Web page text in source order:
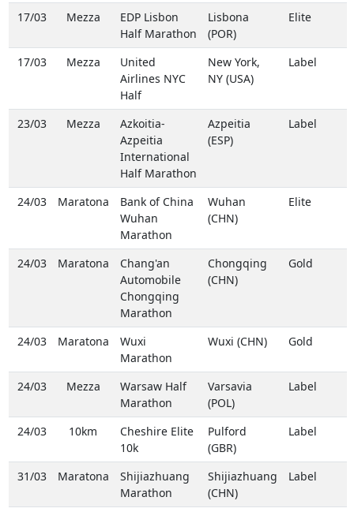
17/03 Mezza
EDP Lisbon
Half Marathon
Lisbona
(POR)
Elite
17/03 Mezza
United
Airlines NYC
Half
New York,
NY (USA)
Label
23/03 Mezza
Azkoitia-
Azpeitia
International
Half Marathon
Azpeitia
(ESP)
Label
24/03 Maratona
Bank of China
Wuhan
Marathon
Wuhan
(CHN)
Elite
24/03 Maratona
Chang'an
Automobile
Chongqing
Marathon
Chongqing
(CHN)
Gold
24/03 Maratona
Wuxi
Marathon
Wuxi (CHN) Gold
24/03 Mezza
Warsaw Half
Marathon
Varsavia
(POL)
Label
24/03 10km
Cheshire Elite
10k
Pulford
(GBR)
Label
31/03 Maratona
Shijiazhuang
Marathon
Shijiazhuang
(CHN)
Label